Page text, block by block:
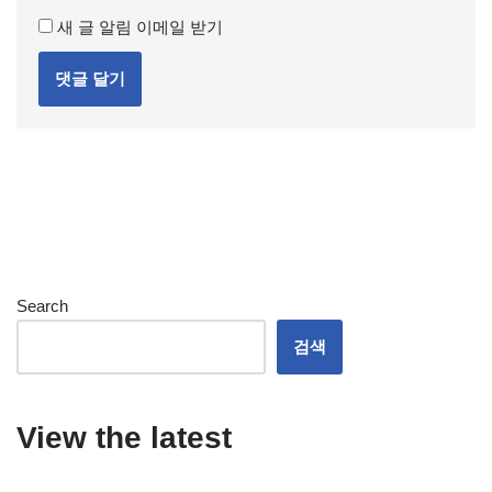
새 글 알림 이메일 받기
Search
검색
View the latest